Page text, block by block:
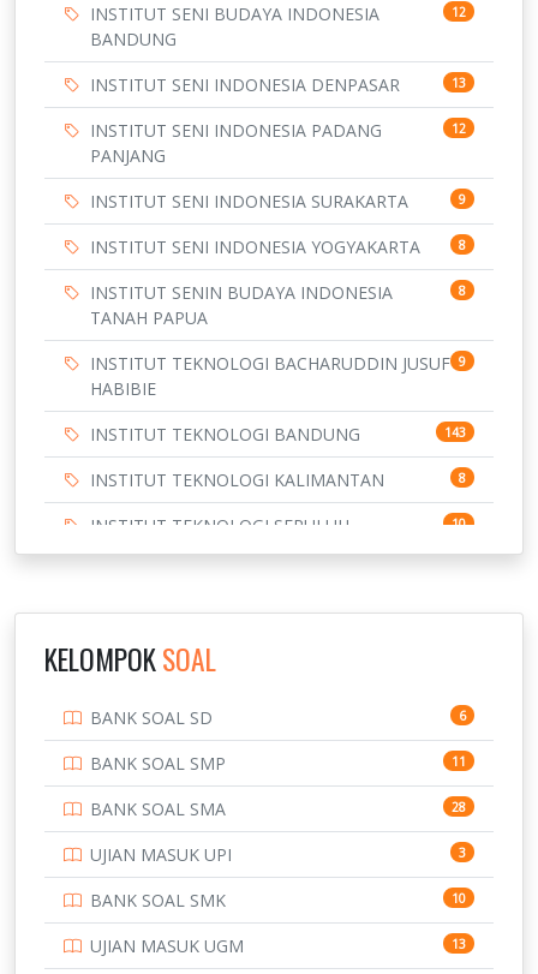
INSTITUT SENI BUDAYA INDONESIA
BANDUNG
12
INSTITUT SENI INDONESIA DENPASAR 13
INSTITUT SENI INDONESIA PADANG
PANJANG
12
INSTITUT SENI INDONESIA SURAKARTA 9
INSTITUT SENI INDONESIA YOGYAKARTA 8
INSTITUT SENIN BUDAYA INDONESIA
TANAH PAPUA
8
INSTITUT TEKNOLOGI BACHARUDDIN JUSUF
HABIBIE
9
INSTITUT TEKNOLOGI BANDUNG 143
INSTITUT TEKNOLOGI KALIMANTAN 8
INSTITUT TEKNOLOGI SEPULUH
NOVEMBER
10
3
169
7
PTDI STTD 4
133
SMA 146
KELOMPOKSOAL
BANK SOAL SD 6
BANK SOAL SMP 11
BANK SOAL SMA 28
UJIAN MASUK UPI 3
BANK SOAL SMK 10
UJIAN MASUK UGM 13